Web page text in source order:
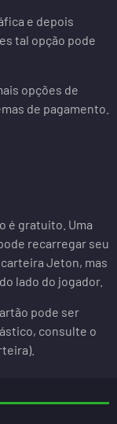
e depois
tal opção pode
opções de
de pagamento.
é gratuito. Uma
recarregar seu
Jeton, mas
lado do jogador.
pode ser
consulte o